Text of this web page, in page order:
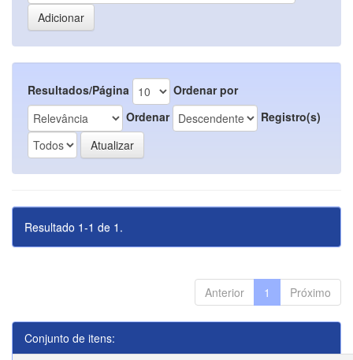
Resultados/Página
Ordenar por
Ordenar
Registro(s)
Resultado 1-1 de 1.
Anterior 1 Próximo
Conjunto de itens: